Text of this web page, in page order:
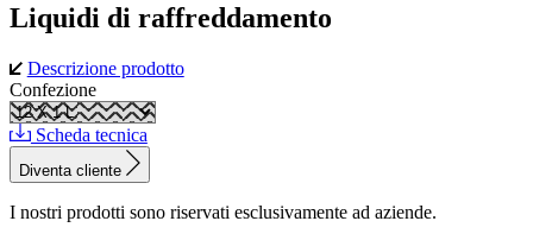
Liquidi di raffreddamento
Descrizione prodotto
Confezione
Scheda tecnica
Diventa cliente
I nostri prodotti sono riservati esclusivamente ad aziende.